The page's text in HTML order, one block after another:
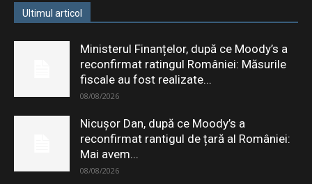
Ultimul articol
Ministerul Finanțelor, după ce Moody’s a
reconfirmat ratingul României: Măsurile
fiscale au fost realizate...
08/08/2026
Nicușor Dan, după ce Moody’s a
reconfirmat rantigul de țară al României:
Mai avem...
08/08/2026